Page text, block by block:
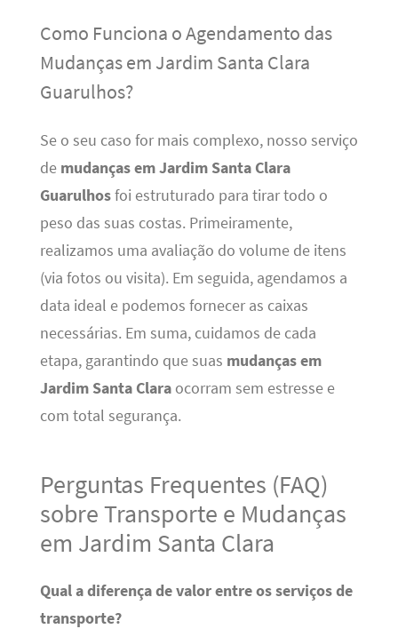
Como Funciona o Agendamento das
Mudanças em Jardim Santa Clara
Guarulhos?
Se o seu caso for mais complexo, nosso serviço
de mudanças em Jardim Santa Clara
Guarulhosfoi estruturado para tirar todo o
peso das suas costas. Primeiramente,
realizamos uma avaliação do volume de itens
(via fotos ou visita). Em seguida, agendamos a
data ideal e podemos fornecer as caixas
necessárias. Em suma, cuidamos de cada
etapa, garantindo que suas mudanças em
Jardim Santa Claraocorram sem estresse e
com total segurança.
Perguntas Frequentes (FAQ)
sobre Transporte e Mudanças
em Jardim Santa Clara
Qual a diferença de valor entre os serviços de
transporte?